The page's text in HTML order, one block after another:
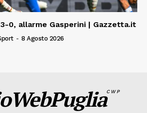
0, allarme Gasperini | Gazzetta.it
- 8 Agosto 2026
CWP